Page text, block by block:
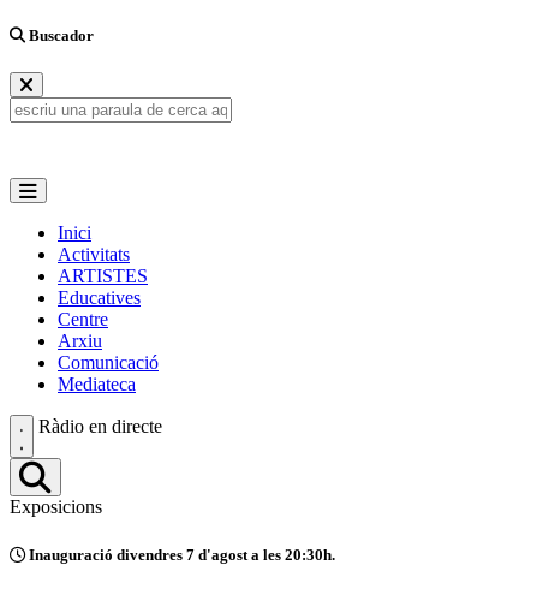
Buscador
Inici
Activitats
ARTISTES
Educatives
Centre
Arxiu
Comunicació
Mediateca
Ràdio en directe
Exposicions
Inauguració divendres 7 d'agost a les 20:30h.